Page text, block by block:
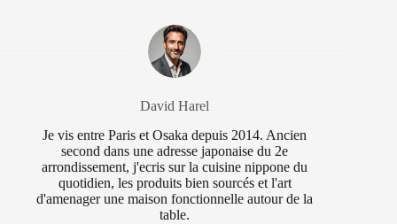
David Harel
Je vis entre Paris et Osaka depuis 2014. Ancien
second dans une adresse japonaise du 2e
arrondissement, j'ecris sur la cuisine nippone du
quotidien, les produits bien sourcés et l'art
d'amenager une maison fonctionnelle autour de la
table.